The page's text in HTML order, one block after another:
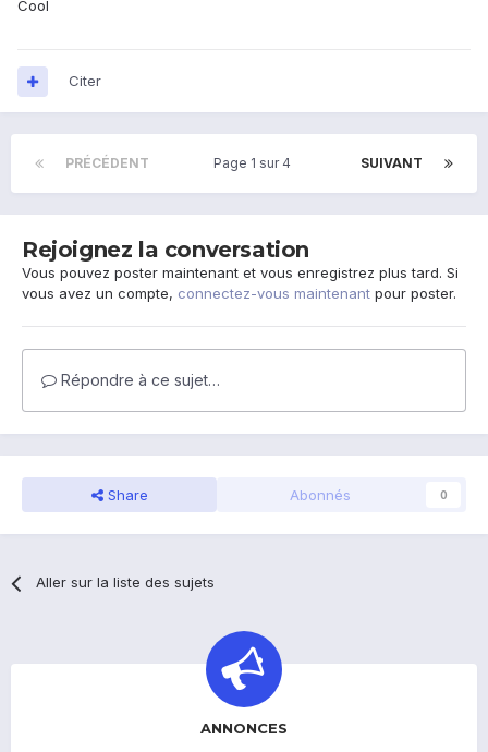
Cool
Citer
PRÉCÉDENT SUIVANT
Page 1 sur 4
Rejoignez la conversation
Vous pouvez poster maintenant et vous enregistrez plus tard. Si
vous avez un compte, connectez-vous maintenant pour poster.
Répondre à ce sujet…
Share Abonnés 0
Aller sur la liste des sujets
ANNONCES